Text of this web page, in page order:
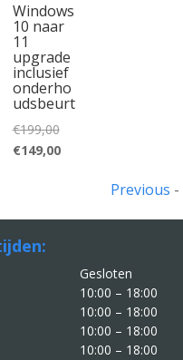
Windows
10 naar
11
upgrade
inclusief
onderho
udsbeurt
€199,00Oorspronkelijke
prijs
€149,00Huidige
Previous -
Gesloten
10:00 – 18:00
10:00 – 18:00
10:00 – 18:00
10:00 – 18:00